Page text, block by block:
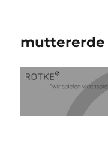
muttererde